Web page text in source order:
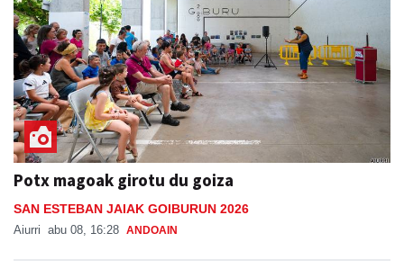
Potx magoak girotu du goiza
SAN ESTEBAN JAIAK GOIBURUN 2026
Aiurri abu 08, 16:28 ANDOAIN